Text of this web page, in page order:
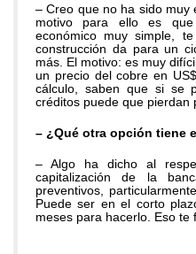
– Creo que no ha sido muy
motivo para ello es
económico muy simple,
construcción da para un
más. El motivo: es muy
un precio del cobre en
cálculo, saben que si se
créditos puede que pierdan
– ¿Qué otra opción tiene
– Algo ha dicho al
capitalización de la
preventivos,
Puede ser en el corto
meses para hacerlo. Eso te